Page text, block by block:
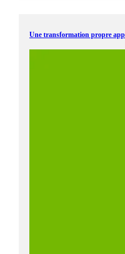
Une transformation propre